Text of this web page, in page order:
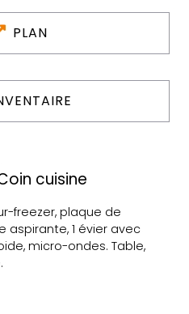
PLAN
cuisine
freezer, plaque de
aspirante, 1 évier avec
micro-ondes. Table,